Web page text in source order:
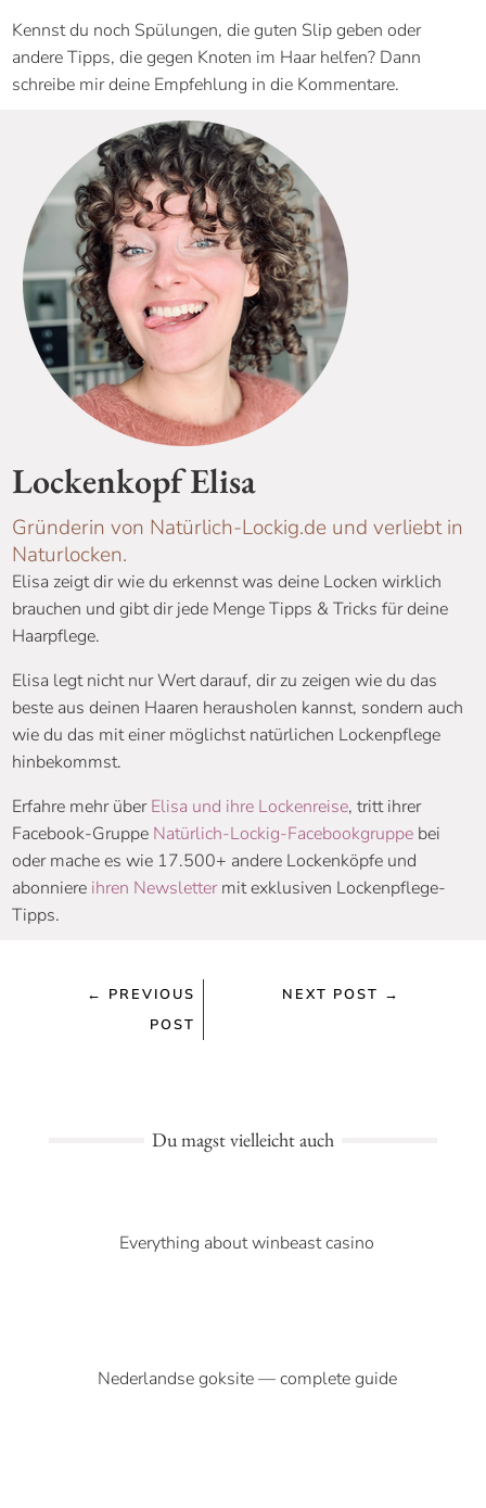
Kennst du noch Spülungen, die guten Slip geben oder
andere Tipps, die gegen Knoten im Haar helfen? Dann
schreibe mir deine Empfehlung in die Kommentare.
Lockenkopf Elisa
Gründerin von Natürlich-Lockig.de und verliebt in
Naturlocken.
Elisa zeigt dir wie du erkennst was deine Locken wirklich
brauchen und gibt dir jede Menge Tipps & Tricks für deine
Haarpflege.
Elisa legt nicht nur Wert darauf, dir zu zeigen wie du das
beste aus deinen Haaren herausholen kannst, sondern auch
wie du das mit einer möglichst natürlichen Lockenpflege
hinbekommst.
Erfahre mehr überElisa und ihre Lockenreise, tritt ihrer
Facebook-Gruppe Natürlich-Lockig-Facebookgruppe bei
oder mache es wie 17.500+ andere Lockenköpfe und
abonniere ihren Newslettermit exklusiven Lockenpflege-
Tipps.
← PREVIOUS
POST
NEXT POST →
Du magst vielleicht auch
Everything about winbeast casino
Nederlandse goksite — complete guide